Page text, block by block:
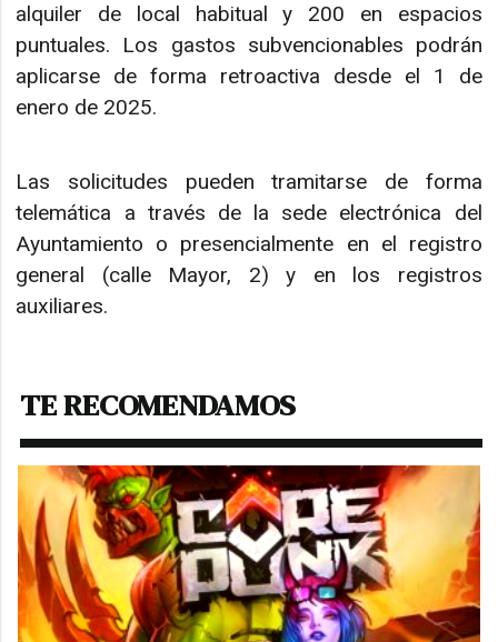
alquiler de local habitual y 200 en espacios
puntuales. Los gastos subvencionables podrán
aplicarse de forma retroactiva desde el 1 de
enero de 2025.
Las solicitudes pueden tramitarse de forma
telemática a través de la sede electrónica del
Ayuntamiento o presencialmente en el registro
general (calle Mayor, 2) y en los registros
auxiliares.
TE RECOMENDAMOS